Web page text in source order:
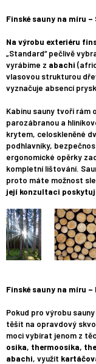
Finské sauny na míru –
Na výrobu exteriéru
„Standard“ pečlivě
vyrábíme z abachi
vlasovou strukturou
vyznačuje absencí
Kabinu sauny tvoří rám
parozábranou a
krytem, celoskleněné
podhlavníky,
ergonomické opěrky
kompletní lištování.
proto máte možnost
její konzultaci
Finské sauny na míru –
Pokud pro výrobu
těšit na opravdový
moci vybírat jenom z
osika, thermoosika,
abachi, využít